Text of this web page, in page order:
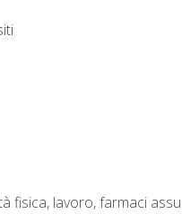
fisica, lavoro, farmaci